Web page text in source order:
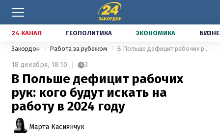
24 КАНАЛ ГЕОПОЛИТИКА ЭКОНОМИКА
Закордон Работа за рубежом В Польше дефицит рабочих рук: кого будут искать на работу в 2024 году
18 декабря, 18:10 3
В Польше дефицит рабочих
рук: кого будут искать на
работу в 2024 году
Марта Касиянчук